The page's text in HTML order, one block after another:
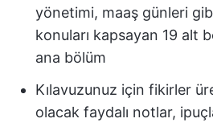
yönetimi, maaş günleri
konuları kapsayan 19 alt
ana bölüm
Kılavuzunuz için fikirler
olacak faydalı notlar,